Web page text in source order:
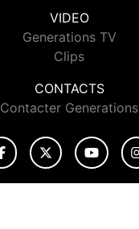
VIDEO
Generations TV
Clips
CONTACTS
Contacter Generations